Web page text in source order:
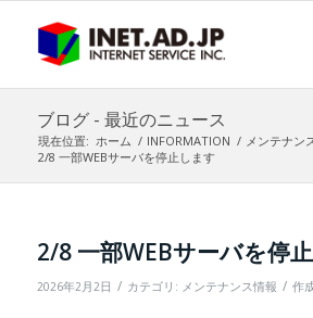
ブログ - 最近のニュース
現在位置: ホーム / INFORMATION / メンテナン
2/8 一部WEBサーバを停止します
2/8 一部WEBサーバを停
2026年2月2日 / カテゴリ: メンテナンス情報 / 作